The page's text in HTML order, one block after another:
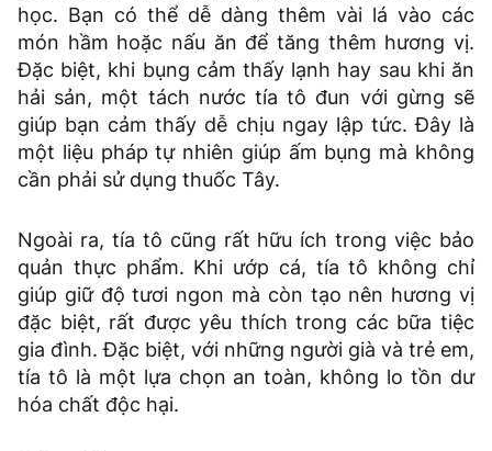
học. Bạn có thể dễ dàng thêm vài lá vào các
món hầm hoặc nấu ăn để tăng thêm hương vị.
Đặc biệt, khi bụng cảm thấy lạnh hay sau khi ăn
hải sản, một tách nước tía tô đun với gừng sẽ
giúp bạn cảm thấy dễ chịu ngay lập tức. Đây là
một liệu pháp tự nhiên giúp ấm bụng mà không
cần phải sử dụng thuốc Tây.
Ngoài ra, tía tô cũng rất hữu ích trong việc bảo
quản thực phẩm. Khi ướp cá, tía tô không chỉ
giúp giữ độ tươi ngon mà còn tạo nên hương vị
đặc biệt, rất được yêu thích trong các bữa tiệc
gia đình. Đặc biệt, với những người già và trẻ em,
tía tô là một lựa chọn an toàn, không lo tồn dư
hóa chất độc hại.